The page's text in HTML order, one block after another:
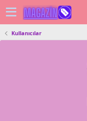
Kullanıcılar